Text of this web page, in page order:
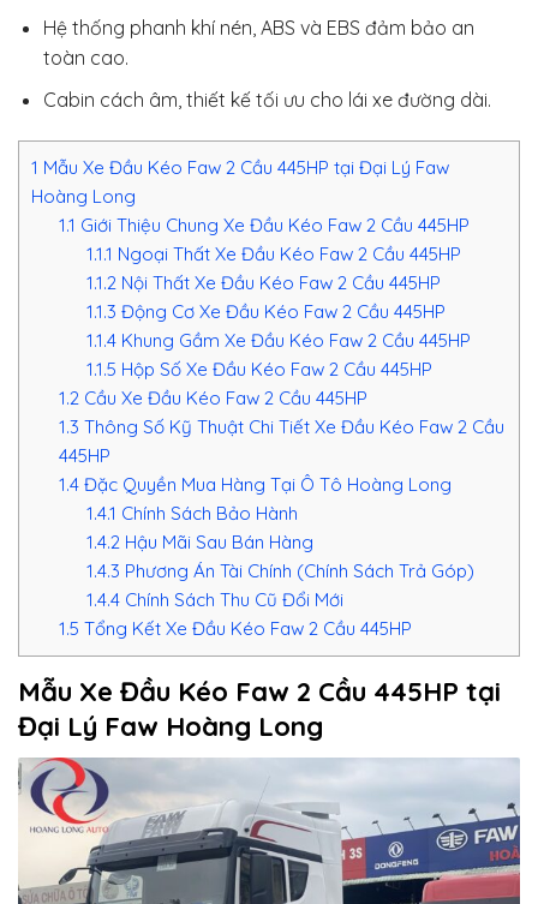
Hệ thống phanh khí nén, ABS và EBS đảm bảo an
toàn cao.
Cabin cách âm, thiết kế tối ưu cho lái xe đường dài.
1 Mẫu Xe Đầu Kéo Faw 2 Cầu 445HP tại Đại Lý Faw
Hoàng Long
1.1 Giới Thiệu Chung Xe Đầu Kéo Faw 2 Cầu 445HP
1.1.1 Ngoại Thất Xe Đầu Kéo Faw 2 Cầu 445HP
1.1.2 Nội Thất Xe Đầu Kéo Faw 2 Cầu 445HP
1.1.3 Động Cơ Xe Đầu Kéo Faw 2 Cầu 445HP
1.1.4Khung Gầm Xe Đầu Kéo Faw 2 Cầu 445HP
1.1.5 Hộp Số Xe Đầu Kéo Faw 2 Cầu 445HP
1.2 Cầu Xe Đầu Kéo Faw 2 Cầu 445HP
1.3 Thông Số Kỹ Thuật Chi Tiết Xe Đầu Kéo Faw 2 Cầu
445HP
1.4Đặc Quyền Mua Hàng Tại Ô Tô Hoàng Long
1.4.1 Chính Sách Bảo Hành
1.4.2 Hậu Mãi Sau Bán Hàng
1.4.3 Phương Án Tài Chính (Chính Sách Trả Góp)
1.4.4Chính Sách Thu Cũ Đổi Mới
1.5 Tổng Kết Xe Đầu Kéo Faw 2 Cầu 445HP
Mẫu Xe Đầu Kéo Faw 2 Cầu 445HP tại
Đại Lý Faw Hoàng Long